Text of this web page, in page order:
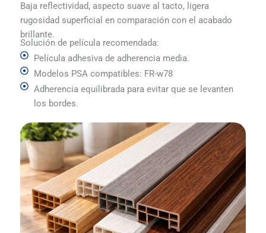
Baja reflectividad, aspecto suave al tacto, ligera
rugosidad superficial en comparación con el acabado
brillante.
Solución de película recomendada:
Película adhesiva de adherencia media.
Modelos PSA compatibles: FR-w78
Adherencia equilibrada para evitar que se levanten
los bordes.